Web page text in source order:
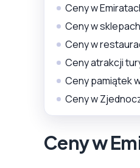
Ceny w
Ceny w
Ceny w
Ceny atrakcji
Ceny pamiątek
Ceny w
Ceny w